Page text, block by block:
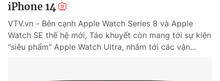
Ðiện thoại Thời báo VTV:
toasoan@vtv.vn
Liên hệ quảng cáo: 024-7300.7108
iPhone 14
VTV.vn - Bên cạnh Apple Watch Series 8 và Apple
Watch SE thế hệ mới, Táo khuyết còn mang tới sự kiện
"siêu phẩm" Apple Watch Ultra, nhắm tới các vận...